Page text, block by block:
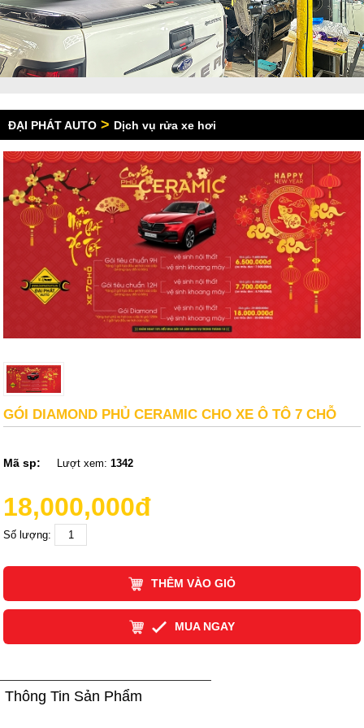
ĐẠI PHÁT AUTO > Dịch vụ rửa xe hơi
GÓI DIAMOND PHỦ CERAMIC CHO XE Ô TÔ 7 CHỖ
Mã sp: Lượt xem:1342
18,000,000đ
Số lượng:
THÊM VÀO GIỎ
MUA NGAY
Thông Tin Sản Phẩm